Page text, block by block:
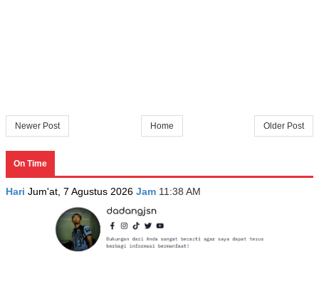
Newer Post Older Post
Home
On Time
Hari Jum'at, 7 Agustus 2026 Jam 11:38 AM